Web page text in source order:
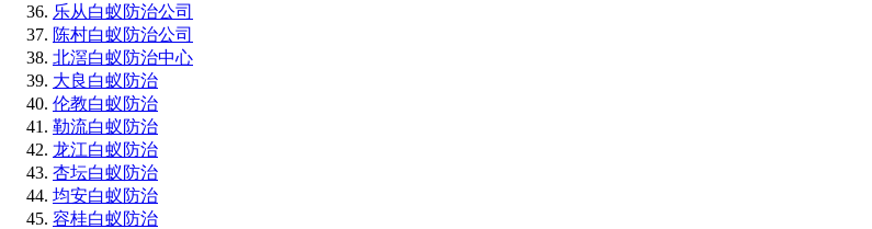
乐从白蚁防治公司
陈村白蚁防治公司
北滘白蚁防治中心
大良白蚁防治
伦教白蚁防治
勒流白蚁防治
龙江白蚁防治
杏坛白蚁防治
均安白蚁防治
容桂白蚁防治